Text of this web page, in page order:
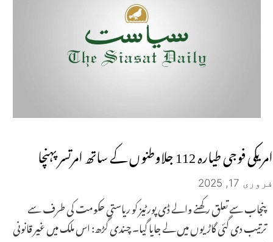
امریکی فوجی طیارہ 112 جلاوطنوں کے ساتھ امرتسر پہنچا
فروری 17, 2025
پنجاب سے تعلق رکھنے والے ڈی پورٹیز کو ریاستی حکومت کی طرف سے
ترتیب دی گئی گاڑیوں میں لے جایا گیا۔ چندی گڑھ: اس ملک میں غیر قانونی